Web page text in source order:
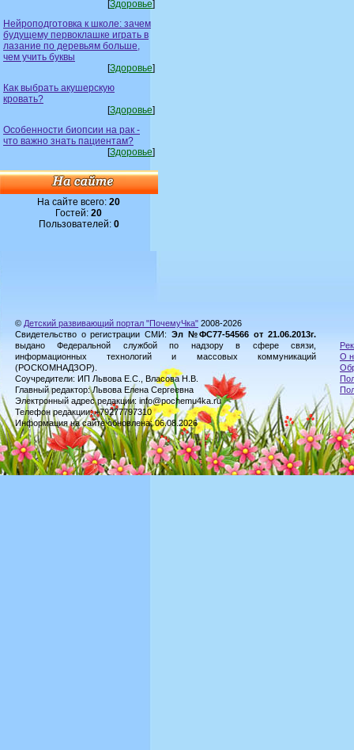
[Здоровье]
Нейроподготовка к школе: зачем
будущему первоклашке играть в
лазание по деревьям больше,
чем учить буквы
[Здоровье]
Как выбрать акушерскую
кровать?
[Здоровье]
Особенности биопсии на рак -
что важно знать пациентам?
[Здоровье]
На сайте всего:20
Гостей:20
Пользователей: 0
© Детский развивающий портал "ПочемуЧка" 2008-2026
Свидетельство о регистрации СМИ: Эл №ФС77-54566 от 21.06.2013г.
выдано Федеральной службой по надзору в сфере связи,
информационных технологий и массовых коммуникаций
(РОСКОМНАДЗОР).
Соучредители: ИП Львова Е.С., Власова Н.В.
Главный редактор: Львова Елена Сергеевна
Электронный адрес редакции: info@pochemu4ka.ru
Телефон редакции: +79277797310
Информация на сайте обновлена: 06.08.2026
О